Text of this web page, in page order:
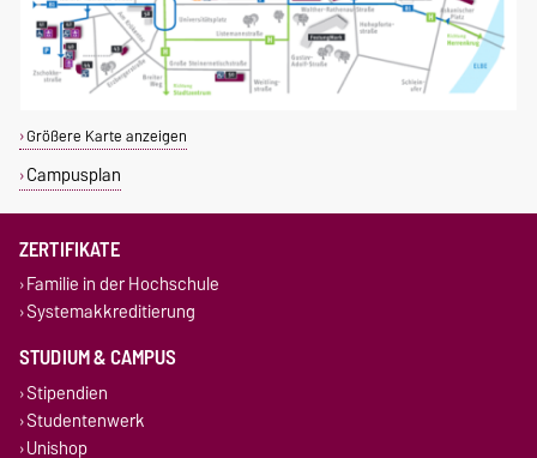
Größere Karte anzeigen
Campusplan
ZERTIFIKATE
Familie in der Hochschule
Systemakkreditierung
STUDIUM & CAMPUS
Stipendien
Studentenwerk
Unishop